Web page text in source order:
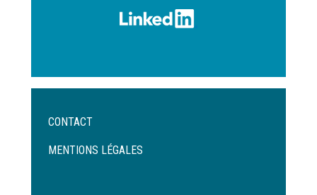
Menu
de
CONTACT
MENTIONS LÉGALES